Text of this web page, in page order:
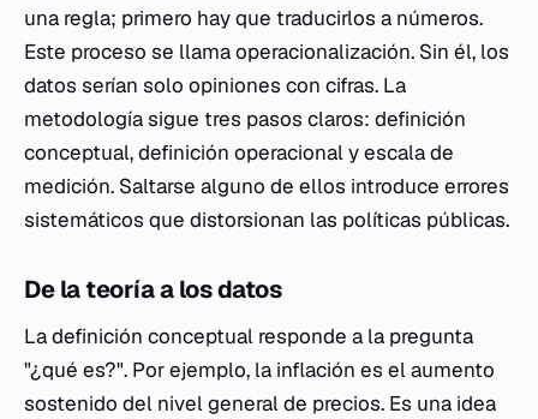
una regla; primero hay que traducirlos a números.
Este proceso se llama operacionalización. Sin él, los
datos serían solo opiniones con cifras. La
metodología sigue tres pasos claros: definición
conceptual, definición operacional y escala de
medición. Saltarse alguno de ellos introduce errores
sistemáticos que distorsionan las políticas públicas.
De la teoría a los datos
La definición conceptual responde a la pregunta
"¿qué es?". Por ejemplo, la inflación es el aumento
sostenido del nivel general de precios. Es una idea